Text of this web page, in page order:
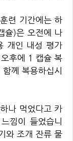
련 기간에는 하
슐)은 오전에 나
개인 내성 평가
후에 1 캡슐 복
께 복용하십시
낌이 들었습니
와 조개 잔류 물